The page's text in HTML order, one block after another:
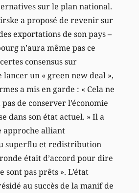
sur le plan national.
a proposé de revenir sur
exportations de son pays –
n’aura même pas ce
consensus sur
lancer un « green new deal »,
a mis en garde : « Cela ne
de conserver l’économie
dans son état actuel. » Il a
approche alliant
superflu et redistribution
était d’accord pour dire
sont pas prêts ». L’état
au succès de la manif de